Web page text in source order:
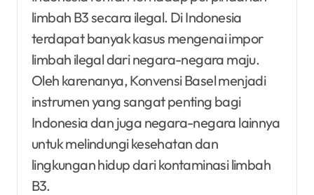
limbah B3 secara ilegal. Di Indonesia
terdapat banyak kasus mengenai impor
limbah ilegal dari negara-negara maju.
Oleh karenanya, Konvensi Basel menjadi
instrumen yang sangat penting bagi
Indonesia dan juga negara-negara lainnya
untuk melindungi kesehatan dan
lingkungan hidup dari kontaminasi limbah
B3.